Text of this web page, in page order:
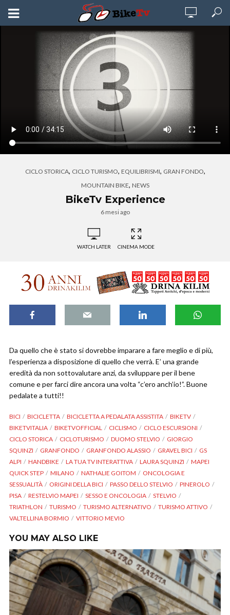
CICLO STORICA, CICLO TURISMO, EQUILIBRISMI, GRAN FONDO,
MOUNTAIN BIKE, NEWS
BikeTv Experience
6 mesi ago
WATCH LATER CINEMA MODE
Da quello che è stato si dovrebbe imparare a fare meglio e di più,
l’esperienza a disposizione di quello che verrà. E’ una grande
eredità da non sottovalutare anzi, da sviluppare per il bene
comune e per farci dire ancora una volta “c’ero anch’io!”. Buone
pedalate a tutti!!
BICI BICICLETTA BICICLETTA A PEDALATA ASSISTITA
BIKETV
BIKETVITALIA
BIKETVOFFICIAL CICLISMO
CICLO ESCURSIONI
CICLO STORICA
CICLOTURISMO DUOMO STELVIO
GIORGIO
SQUINZI
GRANFONDO GRANFONDO ALASSIO GRAVEL BICI
GS
ALPI
HANDBIKE LA TUA TV INTERATTIVA LAURA SQUINZI
MAPEI
QUICK STEP
MILANO NATHALIE GOITOM
ONCOLOGIA E
SESSUALITÀ
ORIGINI DELLA BICI PASSO DELLO STELVIO
PINEROLO
PISA
RESTELVIO MAPEI SESSO E ONCOLOGIA
STELVIO
TRIATHLON
TURISMO TURISMO ALTERNATIVO
TURISMO ATTIVO
VALTELLINA BORMIO
VITTORIO MEVIO
YOU MAY ALSO LIKE